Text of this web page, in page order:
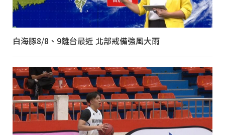
白海豚8/8、9離台最近 北部戒備強風大雨